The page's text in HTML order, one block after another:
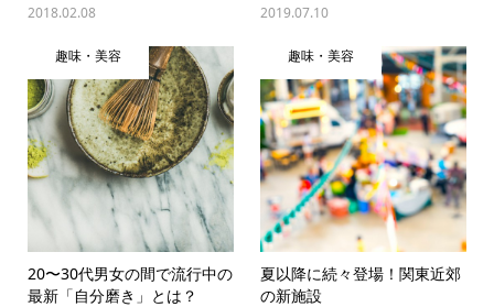
2018.02.08 2019.07.10
趣味・美容
20〜30代男女の間で流行中の
最新「自分磨き」とは？
趣味・美容
夏以降に続々登場！関東近郊
の新施設